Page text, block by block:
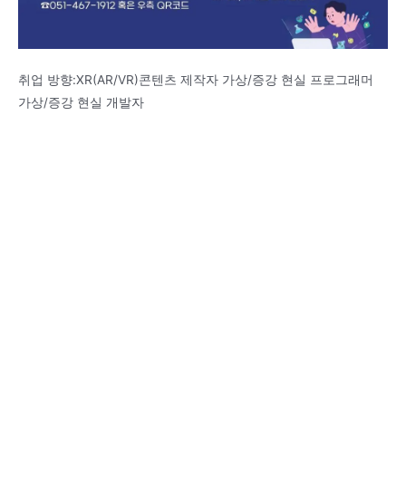
취업 방향:XR(AR/VR)콘텐츠 제작자 가상/증강 현실 프로그래머
가상/증강 현실 개발자